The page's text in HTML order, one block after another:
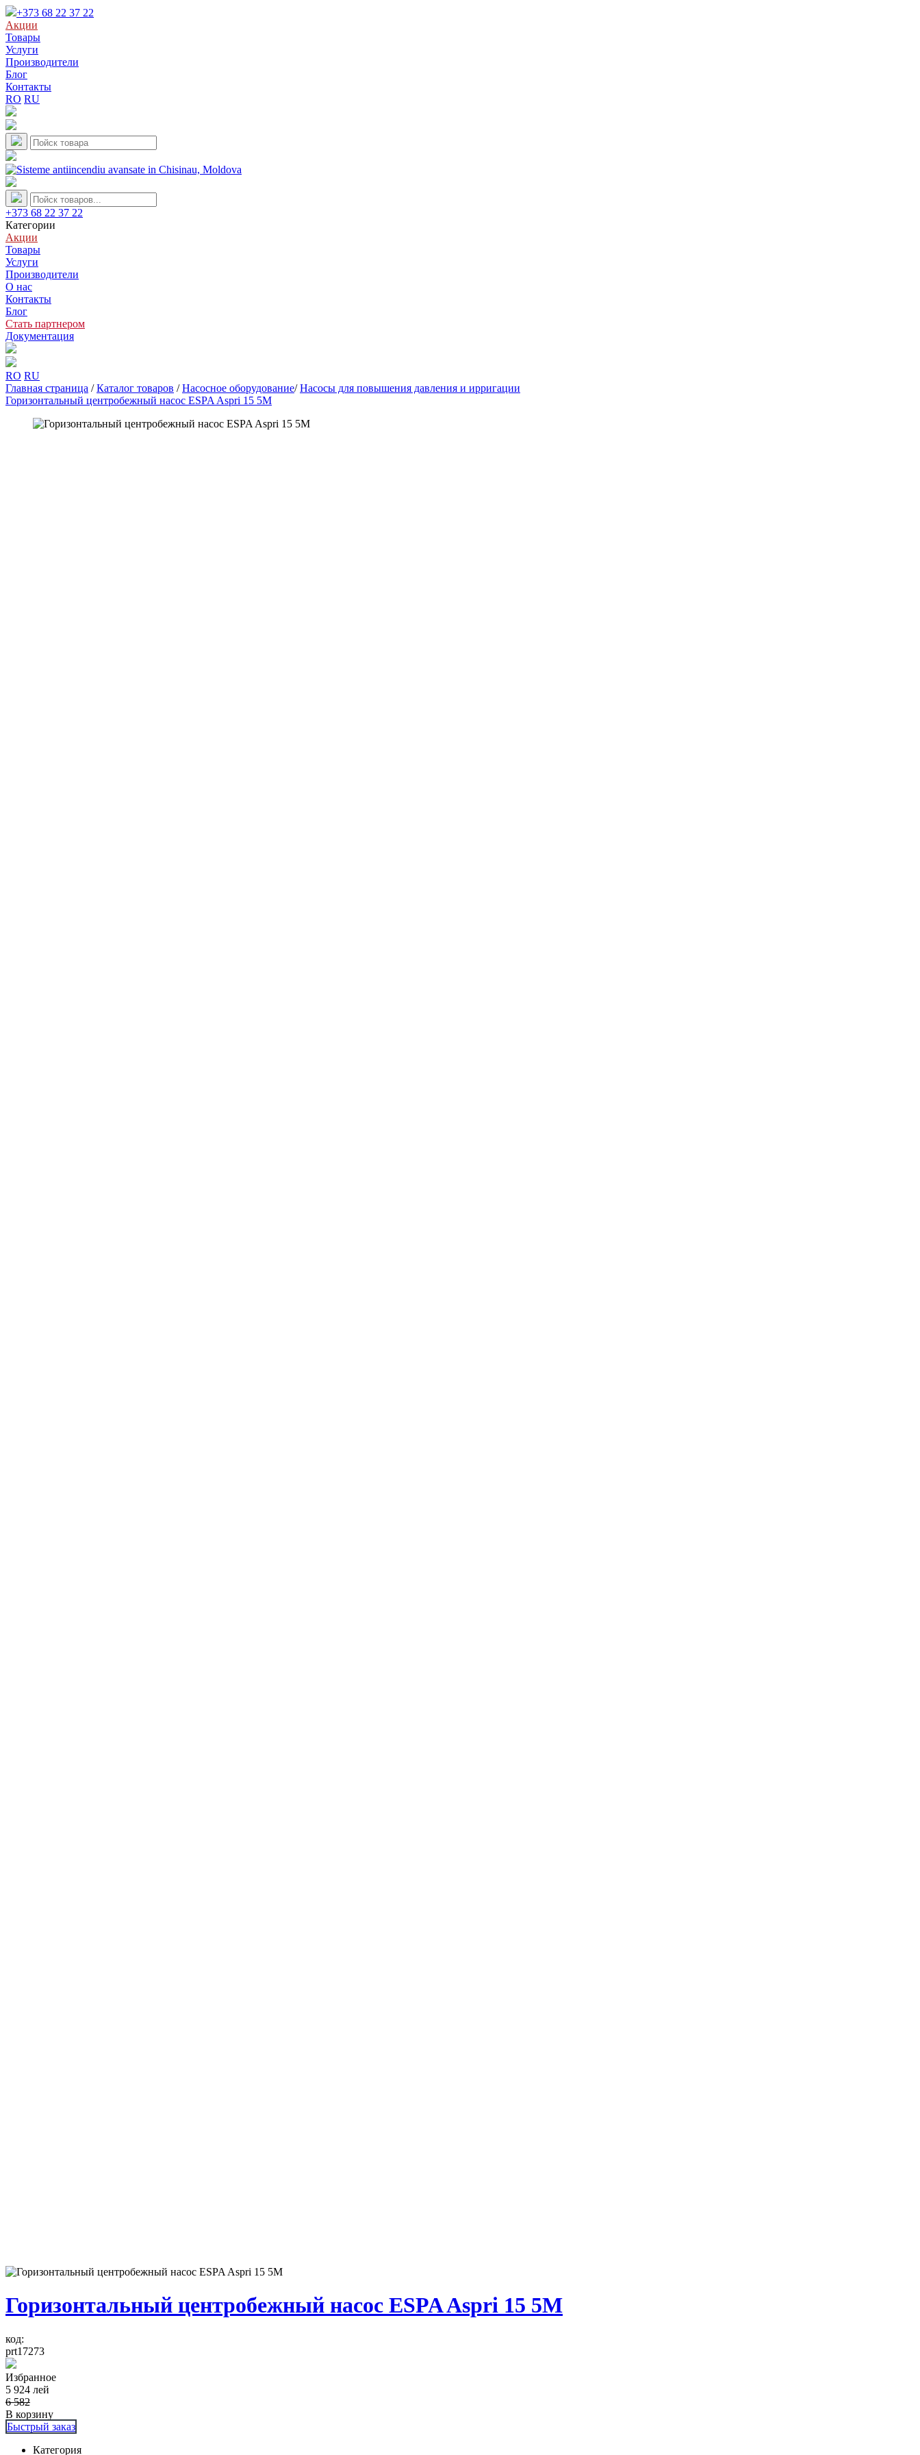
+373 68 22 37 22
Акции
Товары
Услуги
Производители
Блог
Контакты
RO RU
+373 68 22 37 22
Категории
Акции
Товары
Услуги
Производители
О нас
Контакты
Блог
Стать партнером
Документация
RO RU
Главная страница / Каталог товаров / Насосное оборудование/ Насосы для повышения давления и ирригации
Горизонтальный центробежный насос ESPA Aspri 15 5M
Горизонтальный центробежный насос ESPA Aspri 15 5M
код:
prt17273
Избранное
5 924 лей
6 582
В корзину
Быстрый заказ
Категория